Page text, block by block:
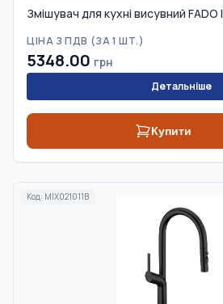
Змішувач для кухні висувний
ЦІНА З ПДВ (ЗА 1 ШТ.)
5348.00 грн
Детальніше
Купити
Код: MIX021011B